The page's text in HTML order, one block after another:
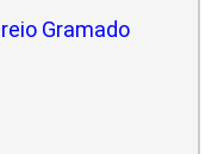
Gramado